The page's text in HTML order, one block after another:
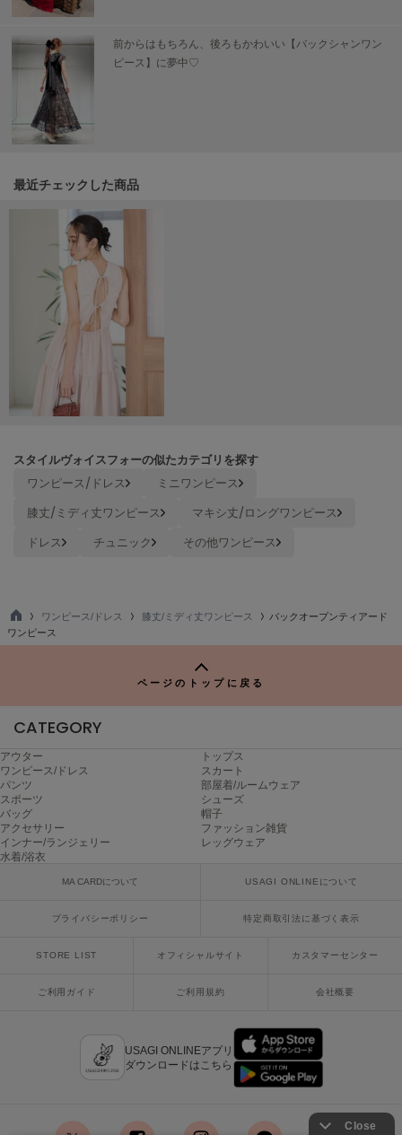
On
オン
Onitsuka Tiger
オニツカ タイガー
ORGUE
オルグ
PATRICK
Philly chocolate
フィリーチョコレート
poláura
プーマ
Reebok
リーボック
sanrio house
サンリオハウス
シャカ
Sneakers by emmi
スニーカーズ バイ エミ
Snow Peak
スノーピーク
SNIDEL
スナイデル
SNIDEL HOME
Stylevoice for xxx
前からはもちろん、後ろもかわいい【バックシャンワン
ピース】に夢中♡
最近チェックした商品
スタイルヴォイスフォーの似たカテゴリを探す
ワンピース/ドレス
ミニワンピース
膝丈/ミディ丈ワンピース
マキシ丈/ロングワンピース
ドレス
チュニック その他ワンピース
TO
P
ワンピース/ドレス 膝丈/ミディ丈ワンピース
バックオープンティアード
ワンピース
ページのトップに戻る
CATEGORY
アウター
トップス
ワンピース/ドレス
スカート
パンツ
部屋着/ルームウェア
スポーツ
シューズ
バッグ
帽子
アクセサリー
ファッション雑貨
インナー/ランジェリー
レッグウェア
水着/浴衣
MA CARDについて USAGI ONLINEについて
プライバシーポリシー 特定商取引法に基づく表示
STORE LIST オフィシャルサイト カスタマーセンター
ご利用ガイド ご利用規約 会社概要
USAGI ONLINEアプリ
ダウンロードはこちら